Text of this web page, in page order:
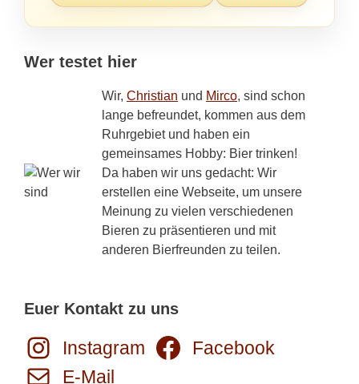
Wer testet hier
Wir, Christian und Mirco, sind schon
lange befreundet, kommen aus dem
Ruhrgebiet und haben ein
gemeinsames Hobby: Bier trinken!
Da haben wir uns gedacht: Wir
erstellen eine Webseite, um unsere
Meinung zu vielen verschiedenen
Bieren zu präsentieren und mit
anderen Bierfreunden zu teilen.
Euer Kontakt zu uns
Instagram
Facebook
E-Mail